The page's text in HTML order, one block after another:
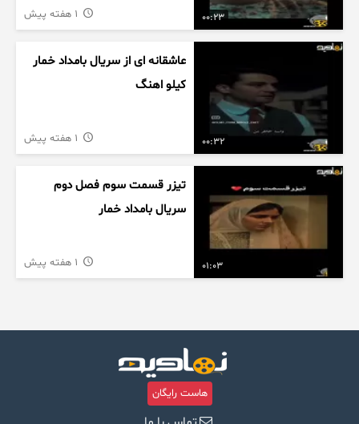
00:23
00:32
عاشقانه ای از سریال بامداد خمار
کیلو اهنگ
01:03
تیزر قسمت سوم فصل دوم
سریال بامداد خمار
هاست رایگان